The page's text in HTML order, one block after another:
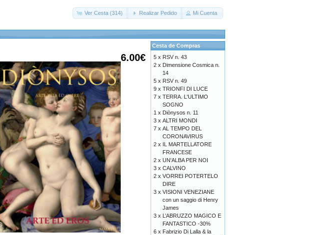
Ver Cesta (314) Realizar Pedido Mi Cuenta
6.00€
Cesta de Compras
5 x RSV n. 43
2 x Dimensione Cosmica n.
14
5 x RSV n. 49
9 x TRIONFI DI LUCE
7 x TERRA. L'ULTIMO
SOGNO
1 x Diònysos n. 11
3 x ALTRI MONDI
7 x AL TEMPO DEL
CORONAVIRUS
2 x IL MARTELLATORE
FRANCESE
2 x UN'ALBA PER NOI
3 x CALVINO
2 x VORREI POTERTELO
DIRE
3 x VISIONI VENEZIANE
con un saggio di Henry
James
3 x L’ABRUZZO MAGICO E
FANTASTICO -30%
6 x Fabrizio Di Lalla & la